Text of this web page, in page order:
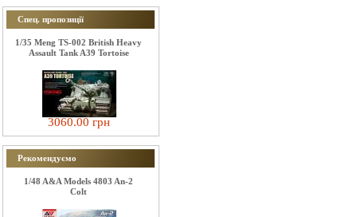
Спец. пропозиції
1/35 Meng TS-002 British Heavy
Assault Tank A39 Tortoise
3060.00 грн
Рекомендуємо
1/48 A&A Models 4803 An-2
Colt